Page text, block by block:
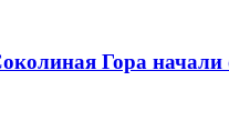
Гора